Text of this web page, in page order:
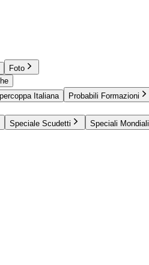
Foto
Italiana Probabili Formazioni
Speciale Scudetti Speciali Mondiali